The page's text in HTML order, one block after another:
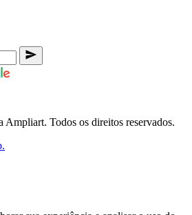
Todos os direitos reservados.